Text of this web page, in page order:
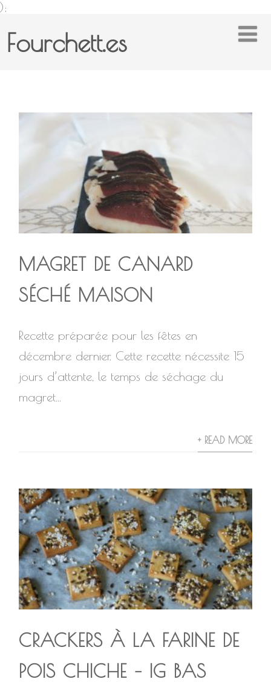
);
Fourchett.es
MAGRET DE CANARD
SÉCHÉ MAISON
Recette préparée pour les fêtes en
décembre dernier. Cette recette nécessite 15
jours d’attente, le temps de séchage du
magret...
+ READ MORE
CRACKERS À LA FARINE DE
POIS CHICHE – IG BAS